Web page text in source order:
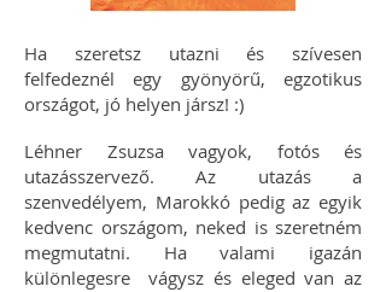
Ha szeretsz utazni és szívesen
felfedeznél egy gyönyörű, egzotikus
országot, jó helyen jársz! :)
Léhner Zsuzsa vagyok, fotós és
utazásszervező. Az utazás a
szenvedélyem, Marokkó pedig az egyik
kedvenc országom, neked is szeretném
megmutatni. Ha valami igazán
különlegesre vágysz és eleged van az